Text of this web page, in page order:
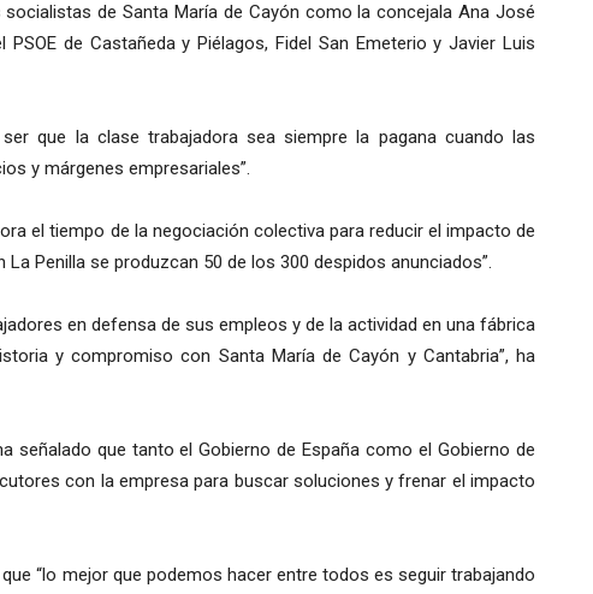
de Santa María de Cayón como la concejala Ana José
de Castañeda y Piélagos, Fidel San Emeterio y Javier Luis
que la clase trabajadora sea siempre la pagana cuando las
y márgenes empresariales”.
el tiempo de la negociación colectiva para reducir el impacto de
La Penilla se produzcan 50 de los 300 despidos anunciados”.
en defensa de sus empleos y de la actividad en una fábrica
y compromiso con Santa María de Cayón y Cantabria”, ha
señalado que tanto el Gobierno de España como el Gobierno de
con la empresa para buscar soluciones y frenar el impacto
“lo mejor que podemos hacer entre todos es seguir trabajando